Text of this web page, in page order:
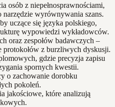
osób z niepełnosprawnościami,
wyrównywania szans.
uczące się języka polskiego,
wypowiedzi wykładowców.
oraz zespołów badawczych –
protokołów z burzliwych dyskusji.
gdzie precyzja zapisu
spornych kwestii.
o zachowanie dorobku
pokoleń.
jakościowe, które analizują